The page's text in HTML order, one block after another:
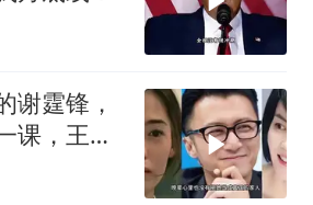
谢霆锋，
课，王菲